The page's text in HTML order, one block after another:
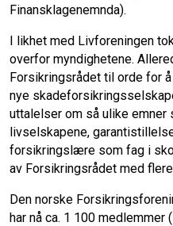
Finansklagenemnda).
I likhet med Livforeningen
overfor myndighetene.
Forsikringsrådet til orde for
nye
uttalelser om så ulike emner
livselskapene,
forsikringslære som fag i
av Forsikringsrådet med
Den norske
har nå ca. 1 100 med­lemmer